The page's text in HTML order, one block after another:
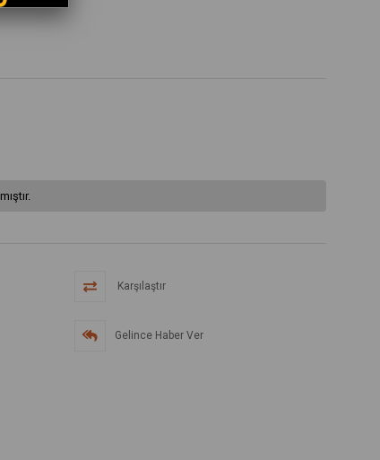
Karşılaştır
Gelince Haber Ver